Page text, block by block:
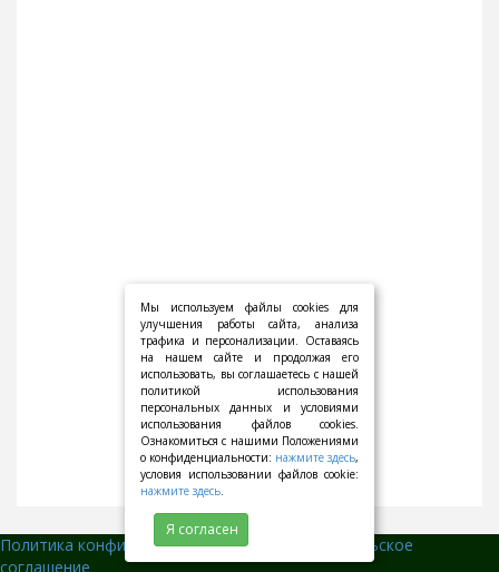
Политика конфиденциальности||
Пользовательское
соглашение
Мы используем файлы cookies для
улучшения работы сайта, анализа
трафика и персонализации. Оставаясь
на нашем сайте и продолжая его
использовать, вы соглашаетесь с нашей
политикой использования
персональных данных и условиями
использования файлов cookies.
Ознакомиться с нашими Положениями
о конфиденциальности: нажмите здесь,
условия использовании файлов cookie:
нажмите здесь.
Я согласен